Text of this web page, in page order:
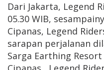
Dari Jakarta, Legend
05.30 WIB,
Cipanas, Legend
sarapan perjalanan
Sarga Earthing